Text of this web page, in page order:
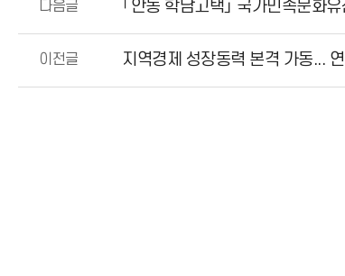
다음글 「안동 학남고택」 국가민속문화
이전글 지역경제 성장동력 본격 가동...